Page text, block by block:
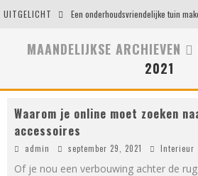
UITGELICHT
MAANDELIJKSE ARCHIEVEN
2021
Waarom je online moet zoeken
accessoires
admin september 29, 2021 Interieur
Of je nou een verbouwing achter de